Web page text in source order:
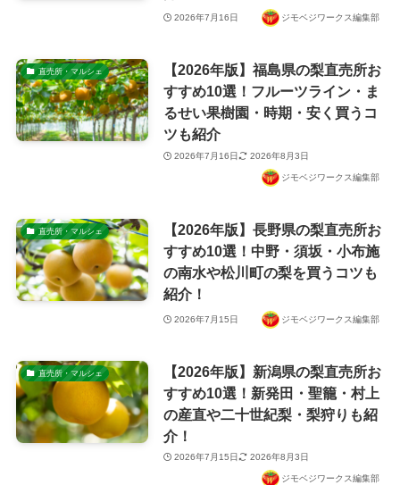
2026年7月16日 ジモベジワークス編集部
直売所・マルシェ
【2026年版】福島県の梨直売所お
すすめ10選！フルーツライン・ま
るせい果樹園・時期・安く買うコ
ツも紹介
2026年7月16日 2026年8月3日
ジモベジワークス編集部
直売所・マルシェ
【2026年版】長野県の梨直売所お
すすめ10選！中野・須坂・小布施
の南水や松川町の梨を買うコツも
紹介！
2026年7月15日 ジモベジワークス編集部
直売所・マルシェ
【2026年版】新潟県の梨直売所お
すすめ10選！新発田・聖籠・村上
の産直や二十世紀梨・梨狩りも紹
介！
2026年7月15日 2026年8月3日
ジモベジワークス編集部